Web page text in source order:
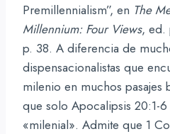
Premillennialism”, en The
Millennium: Four Views, ed.
p. 38. A diferencia de
dispensacionalistas que
milenio en muchos
que solo Apocalipsis 20:1-
«milenial». Admite que 1